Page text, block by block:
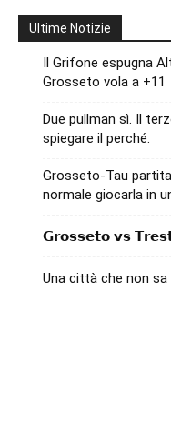
Ultime Notizie
Il Grifone espugna
Grosseto vola a +11
Due pullman sì. Il
spiegare il perché.
Grosseto-Tau
normale giocarla in
𝗚𝗿𝗼𝘀𝘀𝗲𝘁𝗼 𝘃𝘀
Una città che non sa